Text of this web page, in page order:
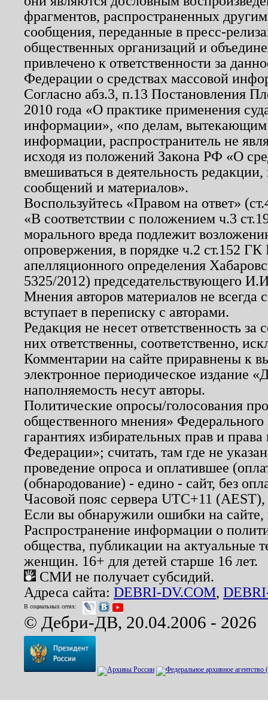
фрагментов, распространенных
сообщения, переданные в пресс-
общественных организаций и
привлечено к ответственности за
Федерации о средствах массовой
Согласно абз.3, п.13 Постановления
2010 года «О практике применения
информации», «по делам, вытекающим
информации, распространитель не
исходя из положений Закона РФ «О
вмешиваться в деятельность
сообщений и материалов».
Воспользуйтесь «Правом на ответ»
«В соответствии с положением ч.3
морального вреда подлежит
опровержения, в порядке ч.2 ст.152
апелляционного определения
5325/2012) председательствующего
Мнения авторов материалов не
вступает в переписку с авторами.
Редакция не несет ответственность
них ответственны, соответственно,
Комментарии на сайте приравнены к
электронное периодическое издание
наполняемость несут авторы.
Политические опросы/голосования
общественного мнения»
гарантиях избирательных прав и
Федерации»; считать, там где не
проведение опроса и оплатившее
(обнародование) - едино - сайт, без
Часовой пояс сервера UTC+11
Если вы обнаружили ошибки на
Распространение информации о
общества, публикации на актуальные
женщин. 16+ для детей старше 16 лет.
СМИ не получает субсидий.
Адреса сайта: DEBRI-DV.COM,
В социальных сетях:
© Дебри-ДВ, 20.04.2006 - 2026